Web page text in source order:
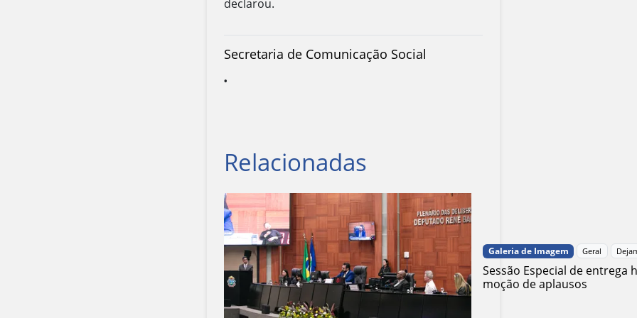
declarou.
Secretaria de Comunicação Social
Relacionadas
Galeria de Imagem Geral
Sessão Especial de entrega
moção de aplausos